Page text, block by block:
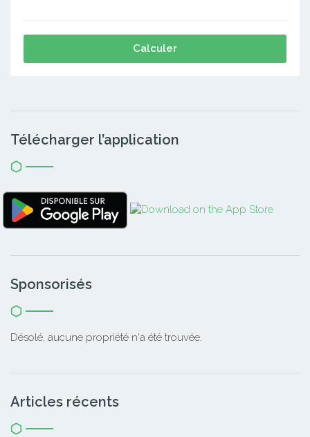
Calculer
Télécharger l’application
Sponsorisés
Désolé, aucune propriété n'a été trouvée.
Articles récents